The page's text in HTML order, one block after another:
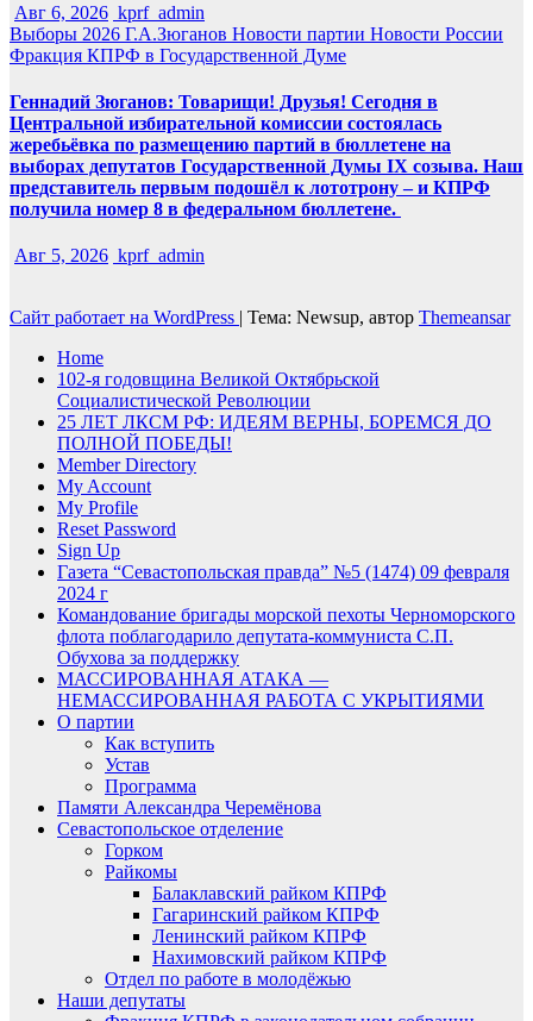
Авг 6, 2026 kprf_admin
Выборы 2026 Г.А.Зюганов Новости партии Новости России
Фракция КПРФ в Государственной Думе
Геннадий Зюганов: Товарищи! Друзья! Сегодня в
Центральной избирательной комиссии состоялась
жеребьёвка по размещению партий в бюллетене на
выборах депутатов Государственной Думы IX созыва. Наш
представитель первым подошёл к лототрону – и КПРФ
получила номер 8 в федеральном бюллетене.
Авг 5, 2026 kprf_admin
Сайт работает на WordPress | Тема: Newsup, автор Themeansar
Home
102-я годовщина Великой Октябрьской
Социалистической Революции
25 ЛЕТ ЛКСМ РФ: ИДЕЯМ ВЕРНЫ, БОРЕМСЯ ДО
ПОЛНОЙ ПОБЕДЫ!
Member Directory
My Account
My Profile
Reset Password
Sign Up
Газета “Севастопольская правда” №5 (1474) 09 февраля
2024 г
Командование бригады морской пехоты Черноморского
флота поблагодарило депутата-коммуниста С.П.
Обухова за поддержку
МАССИРОВАННАЯ АТАКА —
НЕМАССИРОВАННАЯ РАБОТА С УКРЫТИЯМИ
О партии
Как вступить
Устав
Программа
Памяти Александра Черемёнова
Севастопольское отделение
Горком
Райкомы
Балаклавский райком КПРФ
Гагаринский райком КПРФ
Ленинский райком КПРФ
Нахимовский райком КПРФ
Отдел по работе в молодёжью
Наши депутаты